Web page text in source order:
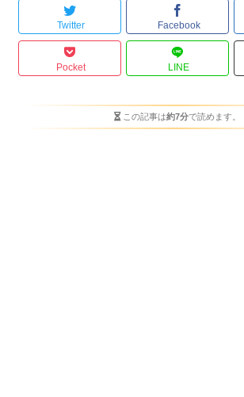
Twitter Facebook
Pocket LINE
この記事は約7分で読めます。